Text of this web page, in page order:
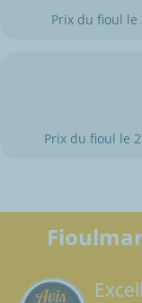
Prix du fioul le
Prix du fioul le